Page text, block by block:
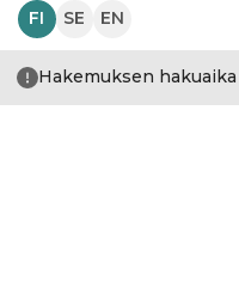
FI SE EN
Hakemuksen